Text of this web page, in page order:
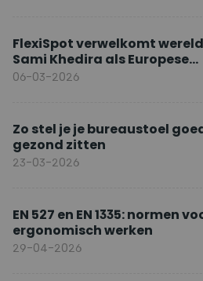
FlexiSpot verwelkomt
Sami Khedira als Europese
merkambassadeur
06-03-2026
Zo stel je je bureaustoel
gezond zitten
23-03-2026
EN 527 en EN 1335: normen
ergonomisch werken
29-04-2026